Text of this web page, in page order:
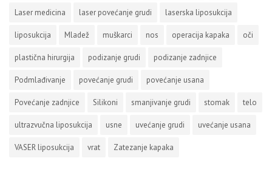
Laser medicina laser povećanje grudi laserska liposukcija
liposukcija Mladež muškarci nos operacija kapaka oči
plastična hirurgija podizanje grudi podizanje zadnjice
Podmlađivanje povećanje grudi povećanje usana
Povećanje zadnjice Silikoni smanjivanje grudi stomak telo
ultrazvučna liposukcija usne uvećanje grudi uvećanje usana
VASER liposukcija vrat Zatezanje kapaka